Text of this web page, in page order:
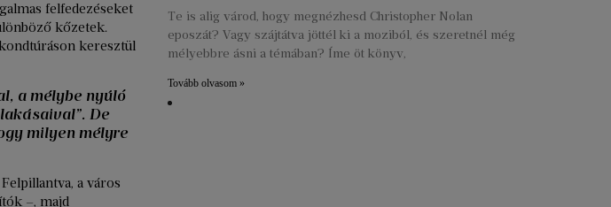
felfedezéseket
kőzetek.
keresztül
a mélybe nyúló
De
milyen mélyre
a város
–, majd
Te is alig várod, hogy megnézhesd Christopher Nolan
eposzát? Vagy szájtátva jöttél ki a moziból, és szeretnél még
mélyebbre ásni a témában? Íme öt könyv,
Tovább olvasom »